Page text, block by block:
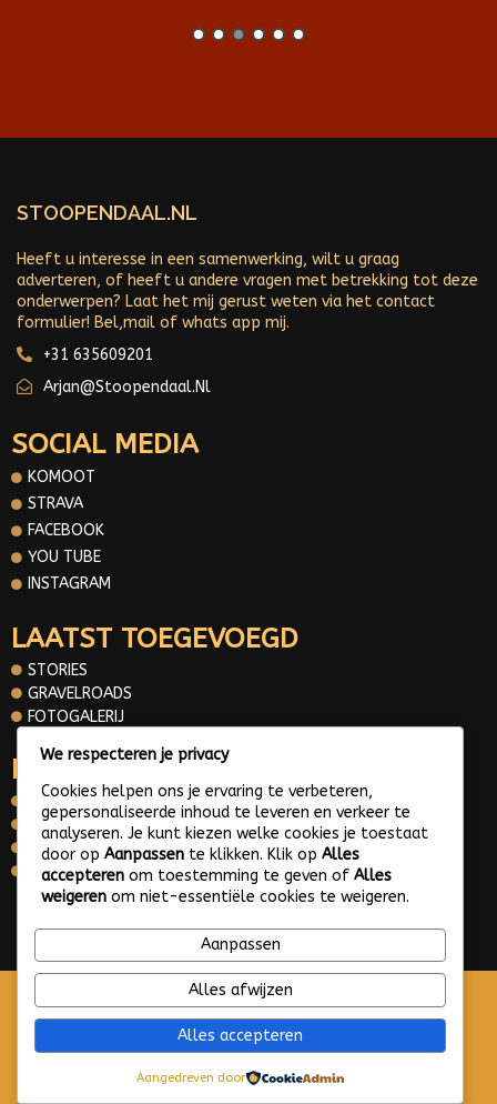
STOOPENDAAL.NL
Heeft u interesse in een samenwerking, wilt u graag
adverteren, of heeft u andere vragen met betrekking tot deze
onderwerpen? Laat het mij gerust weten via het contact
formulier! Bel,mail of whats app mij.
+31 635609201
Arjan@stoopendaal.nl
SOCIAL MEDIA
KOMOOT
STRAVA
FACEBOOK
YOU TUBE
INSTAGRAM
LAATST TOEGEVOEGD
STORIES
GRAVELROADS
FOTOGALERIJ
INFORMATIE
OVER MIJ
CONTACT
PRIVACY POLICY
WHATS APP ME
© 2025 Gravelroads area around the Netherlands
We respecteren je privacy
Cookies helpen ons je ervaring te verbeteren,
gepersonaliseerde inhoud te leveren en verkeer te
analyseren. Je kunt kiezen welke cookies je toestaat
door op Aanpassen te klikken. Klik op Alles
accepteren om toestemming te geven of Alles
weigeren om niet-essentiële cookies te weigeren.
Aanpassen
Alles afwijzen
Alles accepteren
Aangedreven door